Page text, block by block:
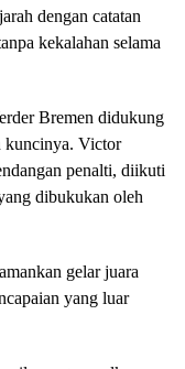
dengan catatan
kekalahan selama
Bremen didukung
kuncinya. Victor
penalti, diikuti
dibukukan oleh
gelar juara
yang luar